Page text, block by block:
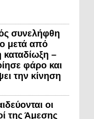
συνελήφθη
μετά από
καταδίωξη –
φάρο και
την κίνηση
οι
της Άμεσης